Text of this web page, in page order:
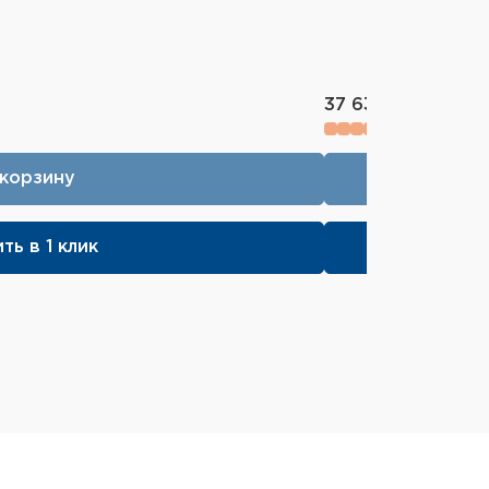
в 1 клик
37 630 ₽